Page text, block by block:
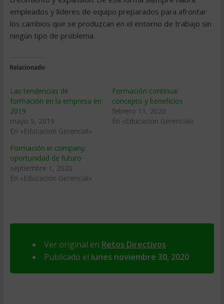
empleados y líderes de equipo preparados para afrontar
los cambios que se produzcan en el entorno de trabajo sin
ningún tipo de problema.
Relacionado
Las tendencias de
formación en la empresa en
2019
mayo 9, 2019
En «Educacion Gerencial»
Formación continua:
concepto y beneficios
febrero 11, 2020
En «Educacion Gerencial»
Formación in company:
oportunidad de futuro
septiembre 1, 2020
En «Educacion Gerencial»
Ver original en Retos Directivos
Publicado el lunes noviembre 30, 2020